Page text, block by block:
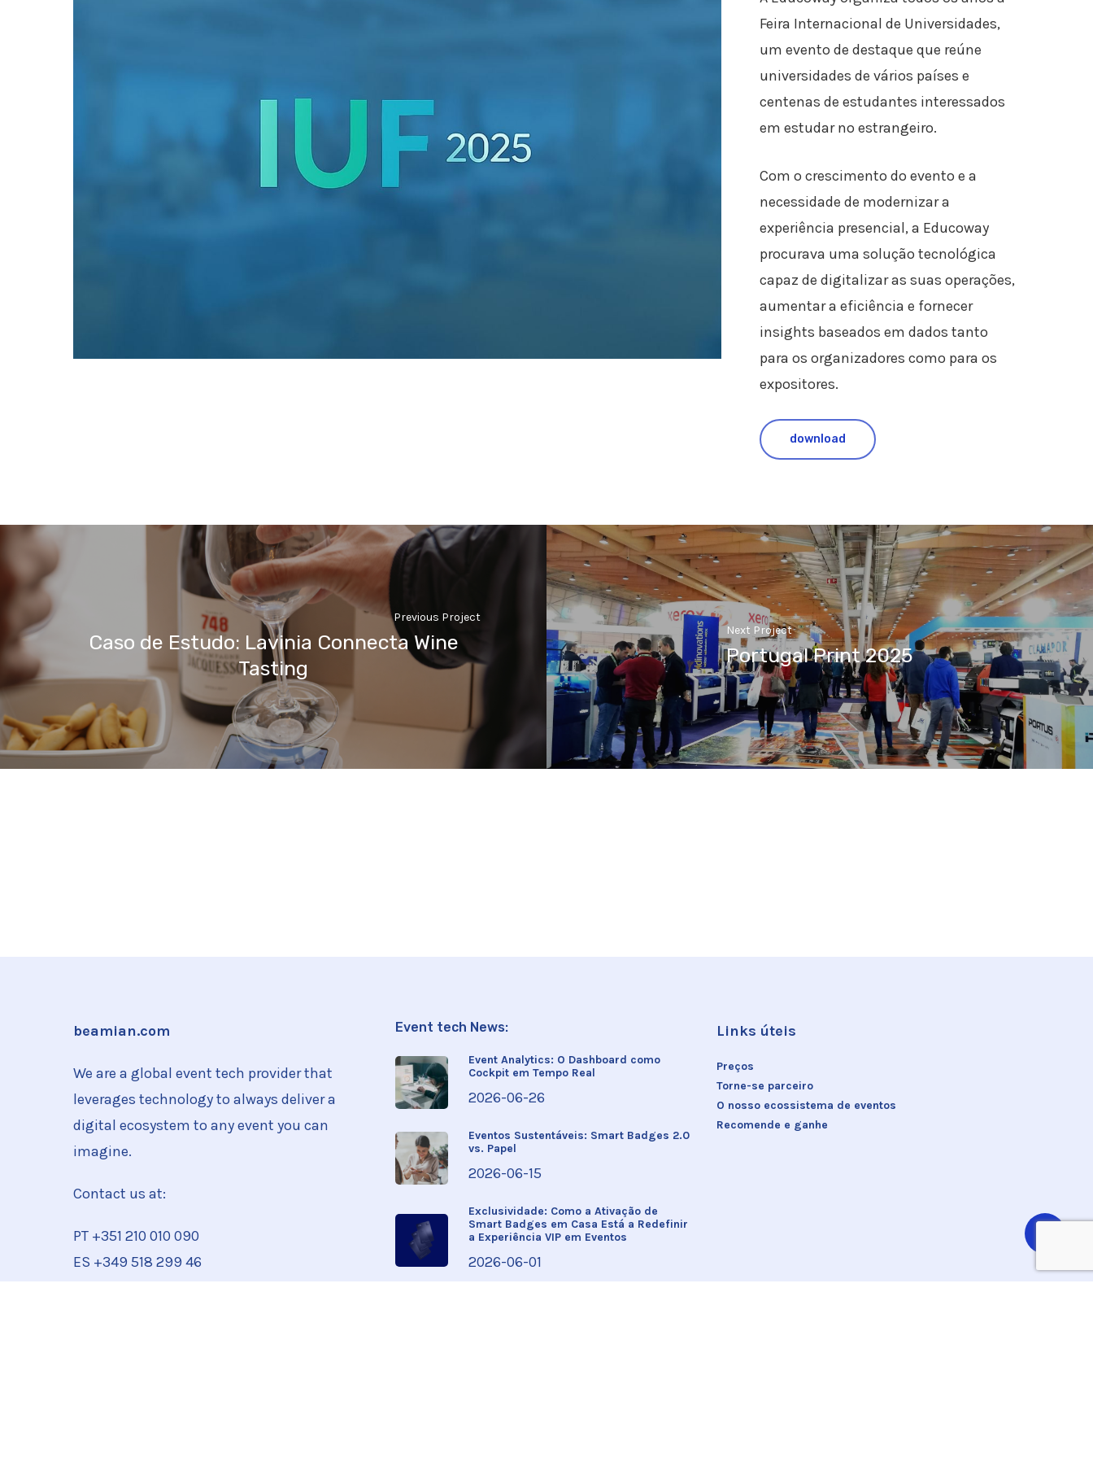
Feira Internacional de Universidades,
um evento de destaque que reúne
universidades de vários países e
centenas de estudantes interessados
em estudar no estrangeiro.
Com o crescimento do evento e a
necessidade de modernizar a
experiência presencial, a Educoway
procurava uma solução tecnológica
capaz de digitalizar as suas operações,
aumentar a eficiência e fornecer
insights baseados em dados tanto
para os organizadores como para os
expositores.
download
Previous Project
Caso de Estudo: Lavinia Connecta Wine
Tasting
Next Project
Portugal Print 2025
beamian.com
We are a global event tech provider that
leverages technology to always deliver a
digital ecosystem to any event you can
imagine.
Contact us at:
PT +351 210 010 090
ES +349 518 299 46
Event tech News:
Event Analytics: O Dashboard como
Cockpit em Tempo Real
2026-06-26
Eventos Sustentáveis: Smart Badges 2.0
vs. Papel
2026-06-15
Exclusividade: Como a Ativação de
Smart Badges em Casa Está a Redefinir
a Experiência VIP em Eventos
2026-06-01
Links úteis
Preços
Torne-se parceiro
O nosso ecossistema de eventos
Recomende e ganhe